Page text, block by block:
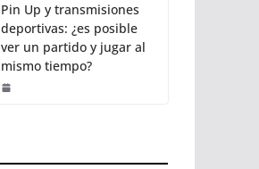
Pin Up y transmisiones
deportivas: ¿es posible
ver un partido y jugar al
mismo tiempo?